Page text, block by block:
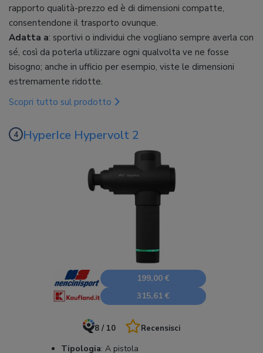
rapporto qualità-prezzo ed è di dimensioni compatte,
consentendone il trasporto ovunque.
Adatta a: sportivi o individui che vogliano sempre averla con
sé, così da poterla utilizzare ogni qualvolta ve ne fosse
bisogno; anche in ufficio per esempio, viste le dimensioni
estremamente ridotte.
Scopri tutto sul prodotto
HyperIce Hypervolt 2
199,00 €
315,61 €
8 / 10 Recensisci
Tipologia: A pistola